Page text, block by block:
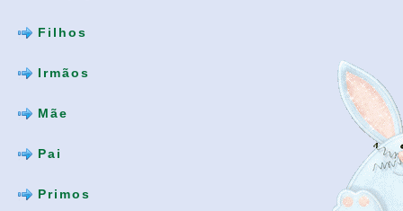
Filhos
Irmãos
Mãe
Pai
Primos